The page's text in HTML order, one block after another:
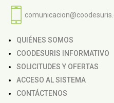
QUIÉNES SOMOS
COODESURIS INFORMATIVO
SOLICITUDES Y OFERTAS
ACCESO AL SISTEMA
CONTÁCTENOS